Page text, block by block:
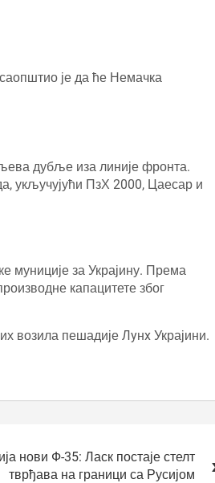
је да ће Немачка
дубље иза линије фронта.
укључујући ПзХ 2000, Цаесар и
муниције за Украјину. Према
капацитете због
возила пешадије Лyнx Украјини.
нови Ф-35: Ласк постаје стелт
тврђава на граници са Русијом